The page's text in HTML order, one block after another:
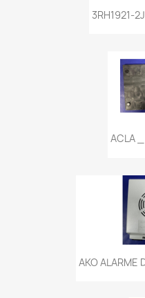
3RH1921-
ACLA
AKO ALARME